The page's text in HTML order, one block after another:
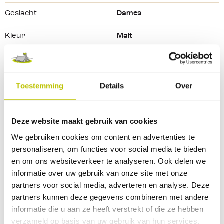
Toestemming Details Over
Deze website maakt gebruik van cookies
We gebruiken cookies om content en advertenties te
personaliseren, om functies voor social media te bieden
en om ons websiteverkeer te analyseren. Ook delen we
informatie over uw gebruik van onze site met onze
partners voor social media, adverteren en analyse. Deze
partners kunnen deze gegevens combineren met andere
informatie die u aan ze heeft verstrekt of die ze hebben
verzameld op basis van uw gebruik van hun services.
Linker borstzak met logo
Grafische print op de achterkant
Ronde hals
Korte mouw
Geslacht Dames
Kleur Malt
Kleurtint
Merk Carhartt
Bekijk alle specificaties
Reviews
0 Beoordeling